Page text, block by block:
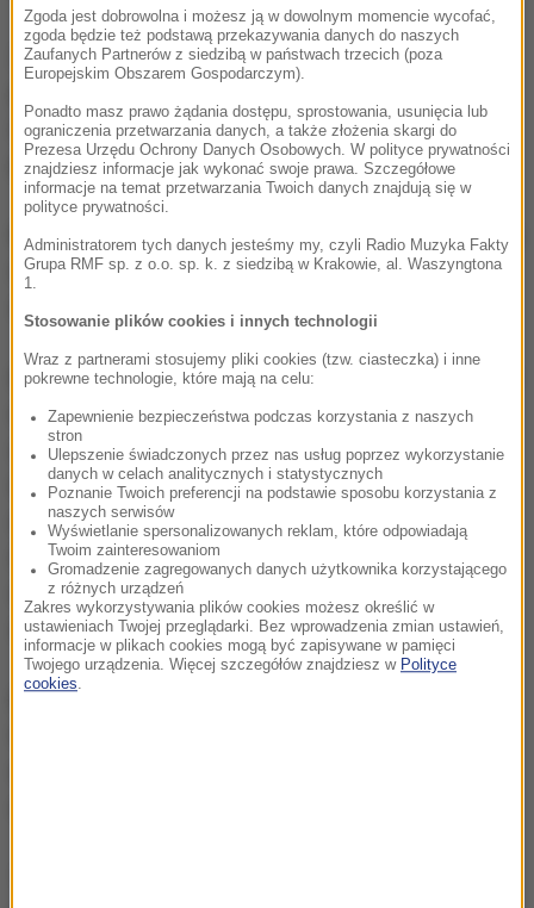
Zamachy "nie zniechęcą nas do naszej misji, która
Afganistanowi w zabezpieczaniu jego przyszłości" -
podkreślił minister obrony USA.
Rzecznik władz prowincji Parwan powiedział agencji
AFP, że zamachowiec był Afgańczykiem
zatrudnionym w bazie.
Rzecznik talibów Zabihullah Mudżahid poinformował
na Twitterze, że za zamachem stoi jego
ugrupowanie. Napisał, że bazę zaatakował
męczennik, powodując "wielkie straty" wśród
amerykańskich sił. Według Mudżahida zginęło 23
Amerykanów, a 44 zostało rannych. Zagraniczne
agencje przypominają jednak, że talibowie często
zawyżają liczbę ofiar swych bojowników.
Baza Bagram jest regularnie atakowana przez
Zgoda jest dobrowolna i możesz ją w dowolnym momencie wycofać,
zgoda będzie też podstawą przekazywania danych do naszych
Zaufanych Partnerów z siedzibą w państwach trzecich (poza
Europejskim Obszarem Gospodarczym).
Ponadto masz prawo żądania dostępu, sprostowania, usunięcia lub
ograniczenia przetwarzania danych, a także złożenia skargi do
Prezesa Urzędu Ochrony Danych Osobowych. W polityce prywatności
znajdziesz informacje jak wykonać swoje prawa. Szczegółowe
informacje na temat przetwarzania Twoich danych znajdują się w
polityce prywatności.
Administratorem tych danych jesteśmy my, czyli Radio Muzyka Fakty
Grupa RMF sp. z o.o. sp. k. z siedzibą w Krakowie, al. Waszyngtona
1.
Stosowanie plików cookies i innych technologii
Wraz z partnerami stosujemy pliki cookies (tzw. ciasteczka) i inne
pokrewne technologie, które mają na celu:
Zapewnienie bezpieczeństwa podczas korzystania z naszych
stron
Ulepszenie świadczonych przez nas usług poprzez wykorzystanie
danych w celach analitycznych i statystycznych
Poznanie Twoich preferencji na podstawie sposobu korzystania z
naszych serwisów
Wyświetlanie spersonalizowanych reklam, które odpowiadają
Twoim zainteresowaniom
Gromadzenie zagregowanych danych użytkownika korzystającego
z różnych urządzeń
Zakres wykorzystywania plików cookies możesz określić w
ustawieniach Twojej przeglądarki. Bez wprowadzenia zmian ustawień,
informacje w plikach cookies mogą być zapisywane w pamięci
Twojego urządzenia. Więcej szczegółów znajdziesz w Polityce
cookies.